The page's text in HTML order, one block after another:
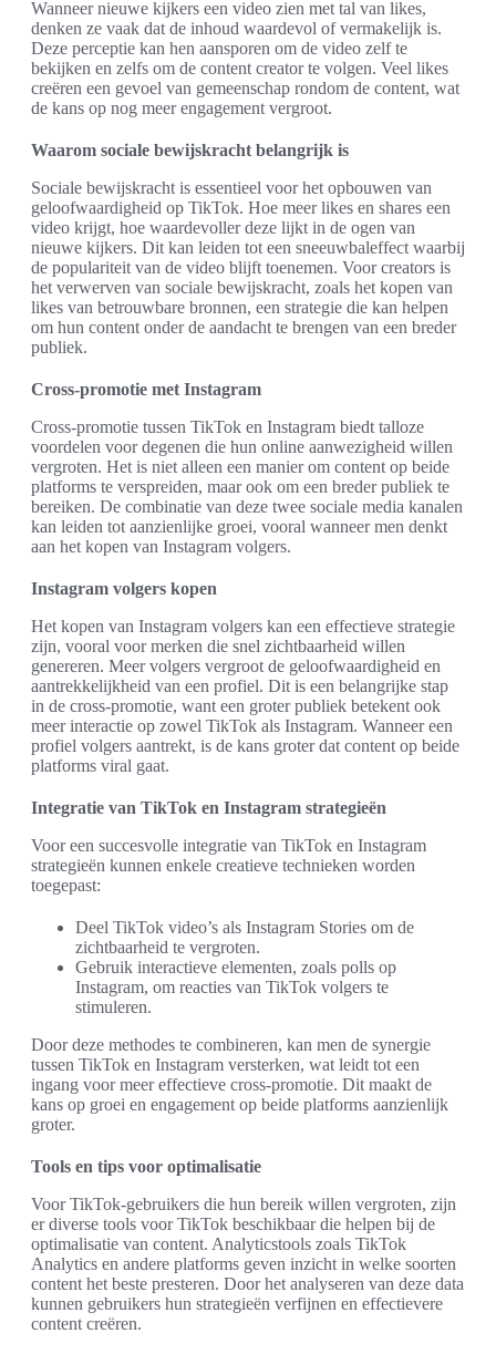
Wanneer nieuwe kijkers een video zien met tal van likes,
denken ze vaak dat de inhoud waardevol of vermakelijk is.
Deze perceptie kan hen aansporen om de video zelf te
bekijken en zelfs om de content creator te volgen. Veel likes
creëren een gevoel van gemeenschap rondom de content, wat
de kans op nog meer engagement vergroot.
Waarom sociale bewijskracht belangrijk is
Sociale bewijskracht is essentieel voor het opbouwen van
geloofwaardigheid op TikTok. Hoe meer likes en shares een
video krijgt, hoe waardevoller deze lijkt in de ogen van
nieuwe kijkers. Dit kan leiden tot een sneeuwbaleffect waarbij
de populariteit van de video blijft toenemen. Voor creators is
het verwerven van sociale bewijskracht, zoals het kopen van
likes van betrouwbare bronnen, een strategie die kan helpen
om hun content onder de aandacht te brengen van een breder
publiek.
Cross-promotie met Instagram
Cross-promotie tussen TikTok en Instagram biedt talloze
voordelen voor degenen die hun online aanwezigheid willen
vergroten. Het is niet alleen een manier om content op beide
platforms te verspreiden, maar ook om een breder publiek te
bereiken. De combinatie van deze twee sociale media kanalen
kan leiden tot aanzienlijke groei, vooral wanneer men denkt
aan het kopen van Instagram volgers.
Instagram volgers kopen
Het kopen van Instagram volgers kan een effectieve strategie
zijn, vooral voor merken die snel zichtbaarheid willen
genereren. Meer volgers vergroot de geloofwaardigheid en
aantrekkelijkheid van een profiel. Dit is een belangrijke stap
in de cross-promotie, want een groter publiek betekent ook
meer interactie op zowel TikTok als Instagram. Wanneer een
profiel volgers aantrekt, is de kans groter dat content op beide
platforms viral gaat.
Integratie van TikTok en Instagram strategieën
Voor een succesvolle integratie van TikTok en Instagram
strategieën kunnen enkele creatieve technieken worden
toegepast:
Deel TikTok video’s als Instagram Stories om de
zichtbaarheid te vergroten.
Gebruik interactieve elementen, zoals polls op
Instagram, om reacties van TikTok volgers te
stimuleren.
Door deze methodes te combineren, kan men de synergie
tussen TikTok en Instagram versterken, wat leidt tot een
ingang voor meer effectieve cross-promotie. Dit maakt de
kans op groei en engagement op beide platforms aanzienlijk
groter.
Tools en tips voor optimalisatie
Voor TikTok-gebruikers die hun bereik willen vergroten, zijn
er diverse tools voor TikTok beschikbaar die helpen bij de
optimalisatie van content. Analyticstools zoals TikTok
Analytics en andere platforms geven inzicht in welke soorten
content het beste presteren. Door het analyseren van deze data
kunnen gebruikers hun strategieën verfijnen en effectievere
content creëren.